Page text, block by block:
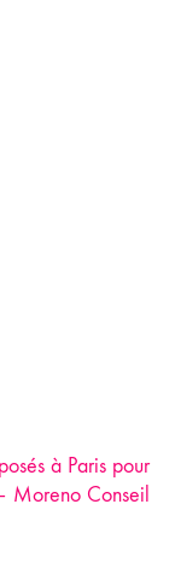
à Paris pour
Moreno Conseil